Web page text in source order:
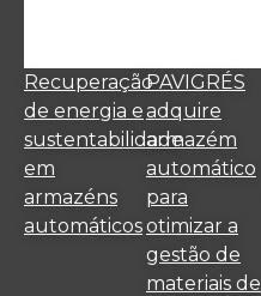
Recuperação
de energia e
sustentabilidade
em
armazéns
automáticos
PAVIGRÉS
adquire
armazém
automático
para
otimizar a
gestão de
materiais de